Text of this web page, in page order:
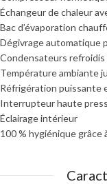
Échangeur de chaleur
Bac d’évaporation
Dégivrage automatique
Condensateurs refroidis
Température ambiante
Réfrigération puissante
Interrupteur haute
Éclairage intérieur
100 % hygiénique grâce